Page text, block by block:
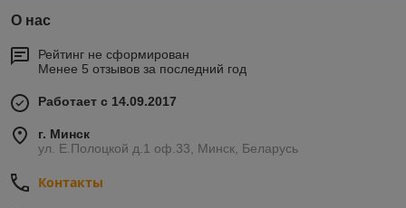
О нас
Рейтинг не сформирован
Менее 5 отзывов за последний год
Работает с 14.09.2017
г. Минск
ул. Е.Полоцкой д.1 оф.33, Минск, Беларусь
Контакты